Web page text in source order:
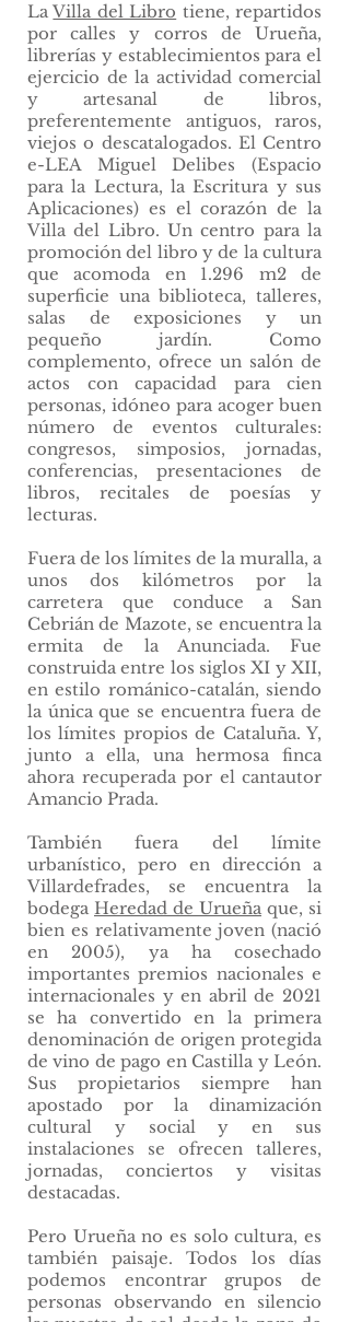
LaVilla del Libro tiene, repartidos
por calles y corros de Urueña,
librerías y establecimientos para el
ejercicio de la actividad comercial
y artesanal de libros,
preferentemente antiguos, raros,
viejos o descatalogados. El Centro
e-LEA Miguel Delibes (Espacio
para la Lectura, la Escritura y sus
Aplicaciones) es el corazón de la
Villa del Libro. Un centro para la
promoción del libro y de la cultura
que acomoda en 1.296 m2 de
superficie una biblioteca, talleres,
salas de exposiciones y un
pequeño jardín. Como
complemento, ofrece un salón de
actos con capacidad para cien
personas, idóneo para acoger buen
número de eventos culturales:
congresos, simposios, jornadas,
conferencias, presentaciones de
libros, recitales de poesías y
lecturas.
Fuera de los límites de la muralla, a
unos dos kilómetros por la
carretera que conduce a San
Cebrián de Mazote, se encuentra la
ermita de la Anunciada. Fue
construida entre los siglos XI y XII,
en estilo románico-catalán, siendo
la única que se encuentra fuera de
los límites propios de Cataluña. Y,
junto a ella, una hermosa finca
ahora recuperada por el cantautor
Amancio Prada.
También fuera del límite
urbanístico, pero en dirección a
Villardefrades, se encuentra la
bodega Heredad de Urueña que, si
bien es relativamente joven (nació
en 2005), ya ha cosechado
importantes premios nacionales e
internacionales y en abril de 2021
se ha convertido en la primera
denominación de origen protegida
de vino de pago en Castilla y León.
Sus propietarios siempre han
apostado por la dinamización
cultural y social y en sus
instalaciones se ofrecen talleres,
jornadas, conciertos y visitas
destacadas.
Pero Urueña no es solo cultura, es
también paisaje. Todos los días
podemos encontrar grupos de
personas observando en silencio